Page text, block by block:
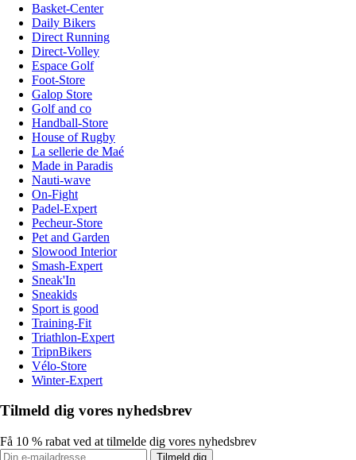
Basket-Center
Daily Bikers
Direct Running
Direct-Volley
Espace Golf
Foot-Store
Galop Store
Golf and co
Handball-Store
House of Rugby
La sellerie de Maé
Made in Paradis
Nauti-wave
On-Fight
Padel-Expert
Pecheur-Store
Pet and Garden
Slowood Interior
Smash-Expert
Sneak'In
Sneakids
Sport is good
Training-Fit
Triathlon-Expert
TripnBikers
Vélo-Store
Winter-Expert
Tilmeld dig vores nyhedsbrev
Få 10 % rabat ved at tilmelde dig vores nyhedsbrev
Tilmeld dig